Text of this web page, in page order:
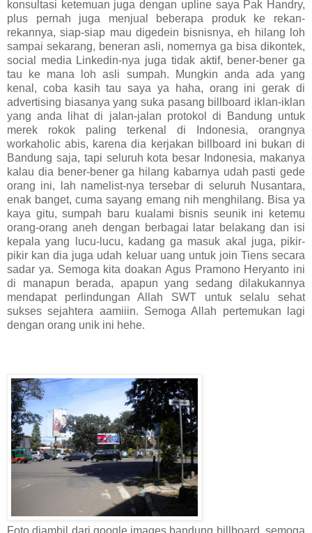
konsultasi ketemuan juga dengan upline saya Pak Handry,
plus pernah juga menjual beberapa produk ke rekan-
rekannya, siap-siap mau digedein bisnisnya, eh hilang loh
sampai sekarang, beneran asli, nomernya ga bisa dikontek,
social media Linkedin-nya juga tidak aktif, bener-bener ga
tau ke mana loh asli sumpah. Mungkin anda ada yang
kenal, coba kasih tau saya ya haha, orang ini gerak di
advertising biasanya yang suka pasang billboard iklan-iklan
yang anda lihat di jalan-jalan protokol di Bandung untuk
merek rokok paling terkenal di Indonesia, orangnya
workaholic abis, karena dia kerjakan billboard ini bukan di
Bandung saja, tapi seluruh kota besar Indonesia, makanya
kalau dia bener-bener ga hilang kabarnya udah pasti gede
orang ini, lah namelist-nya tersebar di seluruh Nusantara,
enak banget, cuma sayang emang nih menghilang. Bisa ya
kaya gitu, sumpah baru kualami bisnis seunik ini ketemu
orang-orang aneh dengan berbagai latar belakang dan isi
kepala yang lucu-lucu, kadang ga masuk akal juga, pikir-
pikir kan dia juga udah keluar uang untuk join Tiens secara
sadar ya. Semoga kita doakan Agus Pramono Heryanto ini
di manapun berada, apapun yang sedang dilakukannya
mendapat perlindungan Allah SWT untuk selalu sehat
sukses sejahtera aamiiin. Semoga Allah pertemukan lagi
dengan orang unik ini hehe.
Foto diambil dari google images bandung billboard, semoga